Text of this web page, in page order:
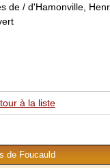
de / d'Hamonville,
à la liste
de Foucauld